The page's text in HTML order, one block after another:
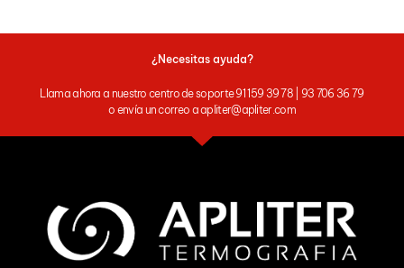
¿Necesitas ayuda?
Llama ahora a nuestro centro de soporte 91 159 39 78 | 93 706 36 79
o envía un correo a apliter@apliter.com